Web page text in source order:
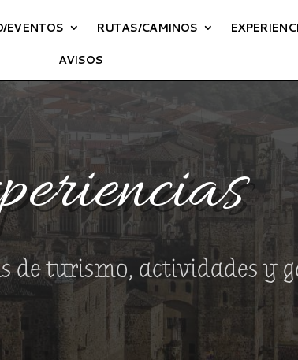
EVENTOS RUTAS/CAMINOS
AVISOS
de turismo, actividades y